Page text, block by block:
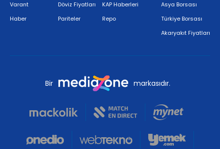
Varant
Haber
Döviz Fiyatları
Pariteler
KAP Haberleri
Repo
Asya Borsası
Türkiye Borsası
Akaryakıt Fiyatları
Bir markasıdır.